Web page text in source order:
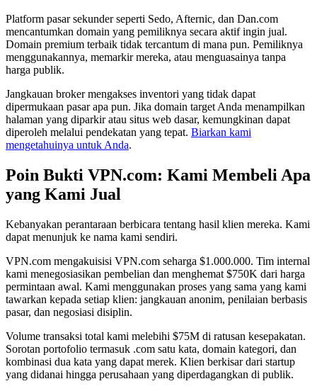
Platform pasar sekunder seperti Sedo, Afternic, dan Dan.com
mencantumkan domain yang pemiliknya secara aktif ingin jual.
Domain premium terbaik tidak tercantum di mana pun. Pemiliknya
menggunakannya, memarkir mereka, atau menguasainya tanpa
harga publik.
Jangkauan broker mengakses inventori yang tidak dapat
dipermukaan pasar apa pun. Jika domain target Anda menampilkan
halaman yang diparkir atau situs web dasar, kemungkinan dapat
diperoleh melalui pendekatan yang tepat. Biarkan kami
mengetahuinya untuk Anda.
Poin Bukti VPN.com: Kami Membeli Apa
yang Kami Jual
Kebanyakan perantaraan berbicara tentang hasil klien mereka. Kami
dapat menunjuk ke nama kami sendiri.
VPN.com mengakuisisi VPN.com seharga $1.000.000. Tim internal
kami menegosiasikan pembelian dan menghemat $750K dari harga
permintaan awal. Kami menggunakan proses yang sama yang kami
tawarkan kepada setiap klien: jangkauan anonim, penilaian berbasis
pasar, dan negosiasi disiplin.
Volume transaksi total kami melebihi $75M di ratusan kesepakatan.
Sorotan portofolio termasuk .com satu kata, domain kategori, dan
kombinasi dua kata yang dapat merek. Klien berkisar dari startup
yang didanai hingga perusahaan yang diperdagangkan di publik.